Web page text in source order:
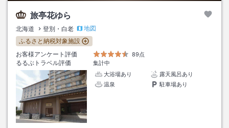
旅亭花ゆら
北海道 登別・白老
地図
ふるさと納税対象施設
お客様アンケート評価
89点
るるぶトラベル評価
集計中
大浴場あり
露天風呂あり
温泉
駐車場あり